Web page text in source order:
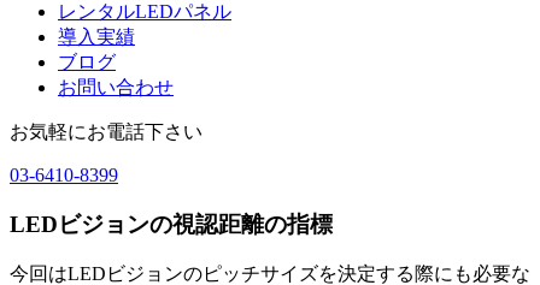
レンタルLEDパネル
導入実績
ブログ
お問い合わせ
お気軽にお電話下さい
03-6410-8399
LEDビジョンの視認距離の指標
今回はLEDビジョンのピッチサイズを決定する際にも必要な